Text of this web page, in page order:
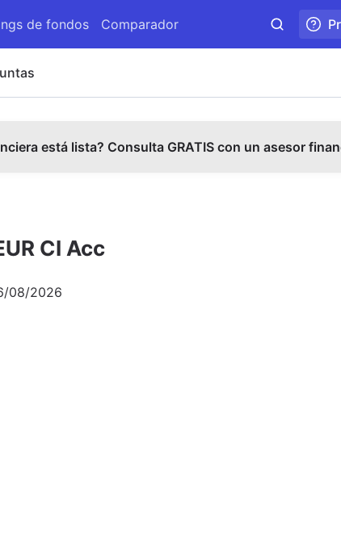
de fondos Comparador
está lista? Consulta GRATIS con un asesor
CI Acc
08/2026